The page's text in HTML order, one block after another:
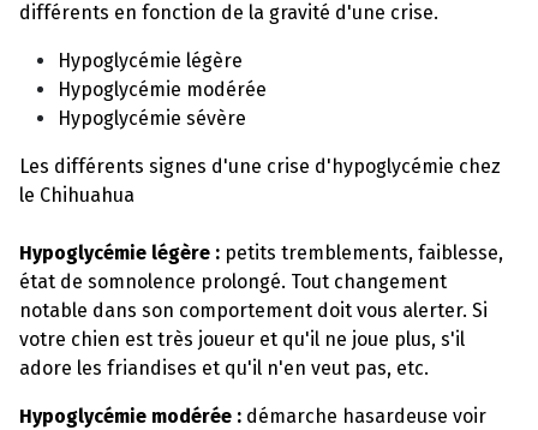
différents en fonction de la gravité d'une crise.
Hypoglycémie légère
Hypoglycémie modérée
Hypoglycémie sévère
Les différents signes d'une crise d'hypoglycémie chez
le Chihuahua
Hypoglycémie légère : petits tremblements, faiblesse,
état de somnolence prolongé. Tout changement
notable dans son comportement doit vous alerter. Si
votre chien est très joueur et qu'il ne joue plus, s'il
adore les friandises et qu'il n'en veut pas, etc.
Hypoglycémie modérée : démarche hasardeuse voir